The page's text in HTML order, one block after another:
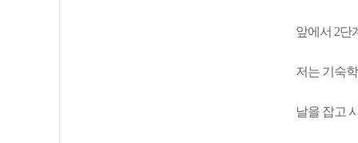
앞에서 2단
저는 기숙
날을 잡고